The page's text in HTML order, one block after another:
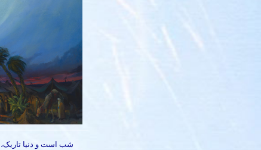
شب است و دنیا